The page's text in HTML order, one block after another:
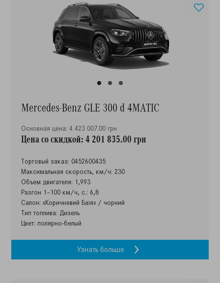
Mercedes-Benz GLE 300 d 4MATIC
Основная цена: 4 423 007.00 грн
Цена со скидкой: 4 201 835.00 грн
Торговый заказ: 0452600435
Максимальная скорость, км/ч: 230
Объем двигателя: 1,993
Разгон 1–100 км/ч, с.: 6,8
Салон: «Коричневий Баія» / чорний
Тип топлива: Дизель
Цвет: полярно-белый
Узнать больше